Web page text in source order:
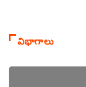
విభాగాలు